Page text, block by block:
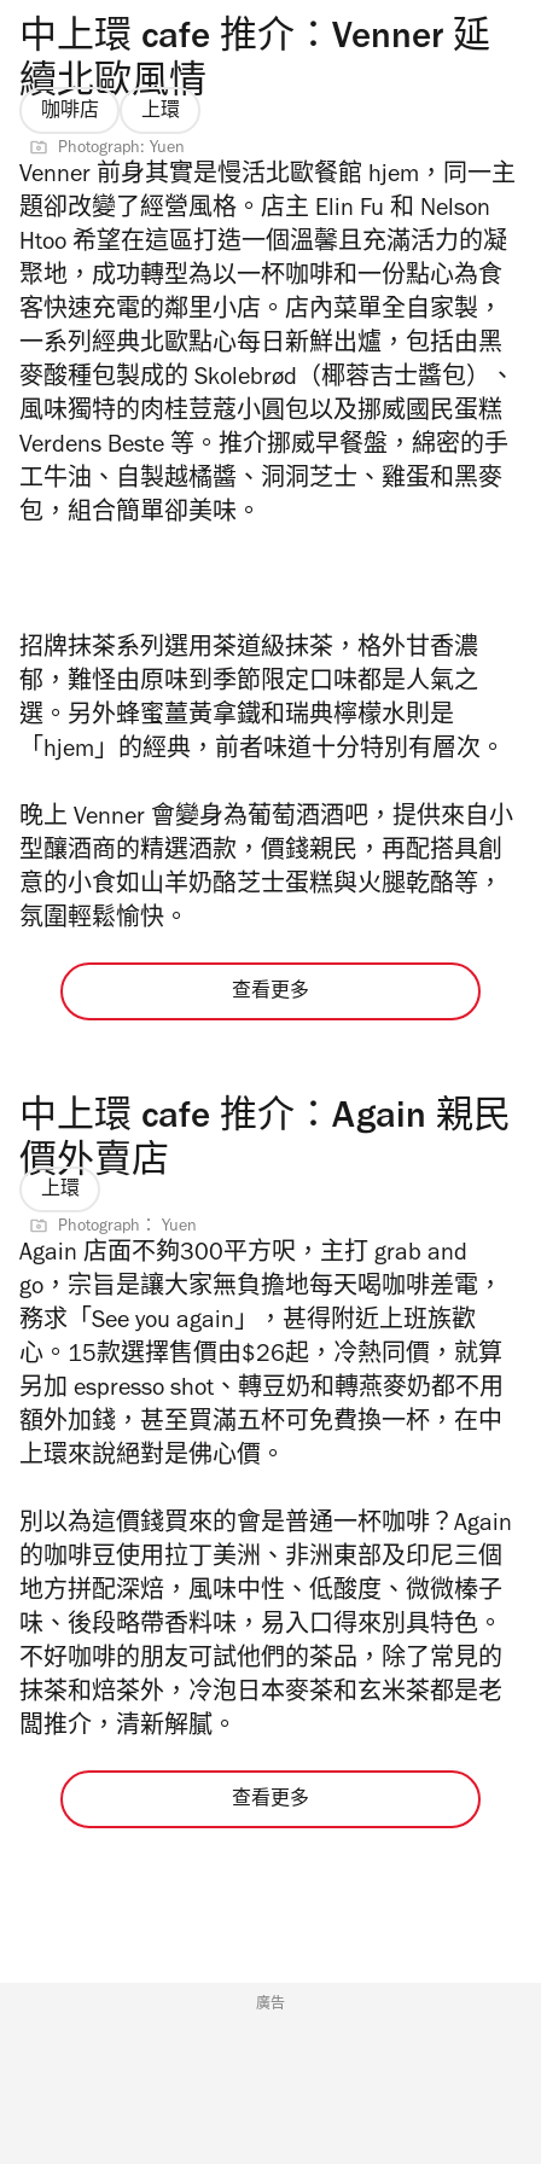
中上環 cafe 推介：Venner 延
續北歐風情
咖啡店 上環
Photograph: Yuen
Venner 前身其實是慢活北歐餐館 hjem，同一主
題卻改變了經營風格。店主 Elin Fu 和 Nelson
Htoo 希望在這區打造一個溫馨且充滿活力的凝
聚地，成功轉型為以一杯咖啡和一份點心為食
客快速充電的鄰里小店。店內菜單全自家製，
一系列經典北歐點心每日新鮮出爐，包括由黑
麥酸種包製成的 Skolebrød（椰蓉吉士醬包）、
風味獨特的肉桂荳蔻小圓包以及挪威國民蛋糕
Verdens Beste 等。推介挪威早餐盤，綿密的手
工牛油、自製越橘醬、洞洞芝士、雞蛋和黑麥
包，組合簡單卻美味。
招牌抹茶系列選用茶道級抹茶，格外甘香濃
郁，難怪由原味到季節限定口味都是人氣之
選。另外蜂蜜薑黃拿鐵和瑞典檸檬水則是
「hjem」的經典，前者味道十分特別有層次。
晚上 Venner 會變身為葡萄酒酒吧，提供來自小
型釀酒商的精選酒款，價錢親民，再配搭具創
意的小食如山羊奶酪芝士蛋糕與火腿乾酪等，
氛圍輕鬆愉快。
查看更多
中上環 cafe 推介：Again 親民
價外賣店
上環
Photograph： Yuen
Again 店面不夠300平方呎，主打 grab and
go，宗旨是讓大家無負擔地每天喝咖啡差電，
務求「See you again」，甚得附近上班族歡
心。15款選擇售價由$26起，冷熱同價，就算
另加 espresso shot、轉豆奶和轉燕麥奶都不用
額外加錢，甚至買滿五杯可免費換一杯，在中
上環來說絕對是佛心價。
別以為這價錢買來的會是普通一杯咖啡？Again
的咖啡豆使用拉丁美洲、非洲東部及印尼三個
地方拼配深焙，風味中性、低酸度、微微榛子
味、後段略帶香料味，易入口得來別具特色。
不好咖啡的朋友可試他們的茶品，除了常見的
抹茶和焙茶外，冷泡日本麥茶和玄米茶都是老
闆推介，清新解膩。
查看更多
廣告